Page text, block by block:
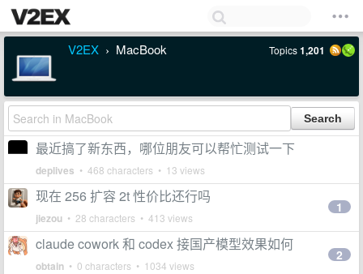
V2EX › MacBook Topics1,201
最近搞了新东西，哪位朋友可以帮忙测试一下
deplives • 468 characters • 13 views
现在 256 扩容 2t 性价比还行吗
jiezou • 28 characters • 413 views
1
claude cowork 和 codex 接国产模型效果如何
obtain • 0 characters • 1034 views
2